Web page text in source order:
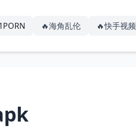
🔥海角乱伦 🔥快手视频